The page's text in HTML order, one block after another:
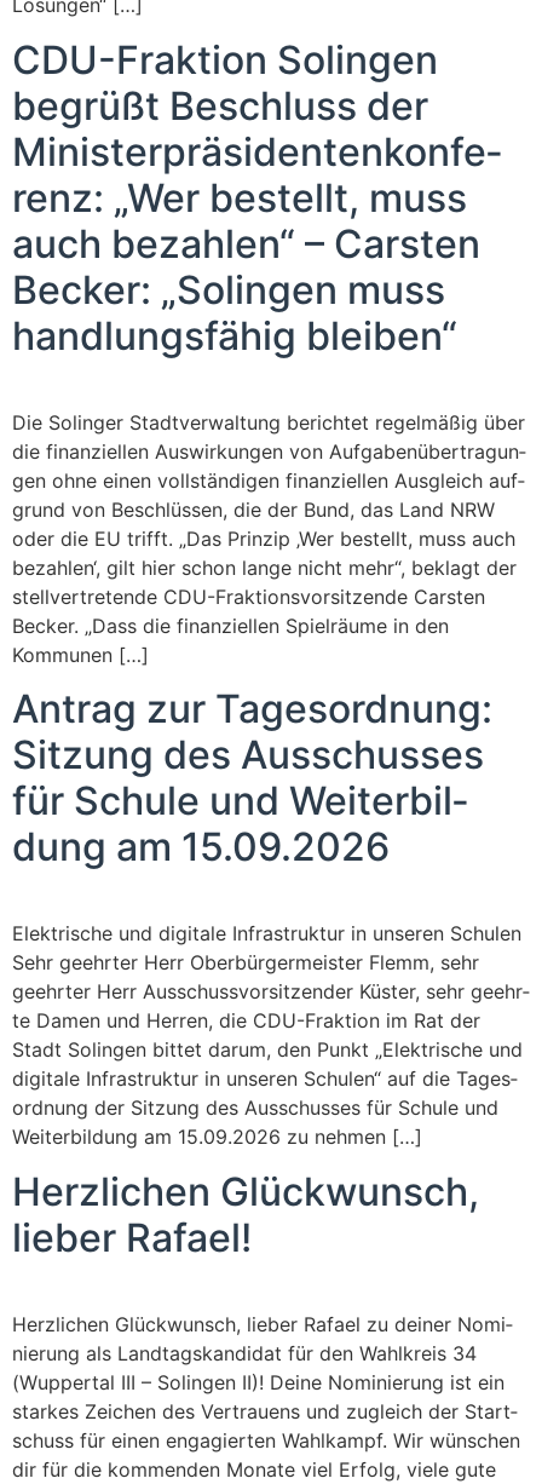
Lösungen“ […]
CDU-Frak­ti­on Solin­gen
begrüßt Beschluss der
Minis­ter­prä­si­den­ten­kon­fe­
renz: „Wer bestellt, muss
auch bezah­len“ – Cars­ten
Becker: „Solin­gen muss
hand­lungs­fä­hig bleiben“
Die Solin­ger Stadt­ver­wal­tung berich­tet regel­mä­ßig über
die finan­zi­el­len Aus­wir­kun­gen von Auf­ga­ben­über­tra­gun­
gen ohne einen voll­stän­di­gen finan­zi­el­len Aus­gleich auf­
grund von Beschlüs­sen, die der Bund, das Land NRW
oder die EU trifft. „Das Prin­zip ‚Wer bestellt, muss auch
bezah­len‘, gilt hier schon lan­ge nicht mehr“, beklagt der
stell­ver­tre­ten­de CDU-Frak­­ti­ons­­vor­­­si­t­­zen­­de Cars­ten
Becker. „Dass die finan­zi­el­len Spiel­räu­me in den
Kommunen […]
Antrag zur Tages­ord­nung:
Sit­zung des Aus­schus­ses
für Schu­le und Wei­ter­bil­
dung am 15.09.2026
Elek­tri­sche und digi­ta­le Infra­struk­tur in unse­ren Schu­len
Sehr geehr­ter Herr Ober­bür­ger­meis­ter Flemm, sehr
geehr­ter Herr Aus­schuss­vor­sit­zen­der Küs­ter, sehr geehr­
te Damen und Her­ren, die CDU-Frak­­ti­on im Rat der
Stadt Solin­gen bit­tet dar­um, den Punkt „Elek­tri­sche und
digi­ta­le Infra­struk­tur in unse­ren Schu­len“ auf die Tages­
ord­nung der Sit­zung des Aus­schus­ses für Schu­le und
Wei­ter­bil­dung am 15.09.2026 zu nehmen […]
Herz­li­chen Glück­wunsch,
lie­ber Rafael!
Herz­li­chen Glück­wunsch, lie­ber Rafa­el zu dei­ner Nomi­
nie­rung als Land­tags­kan­di­dat für den Wahl­kreis 34
(Wup­per­tal III – Solin­gen II)! Dei­ne Nomi­nie­rung ist ein
star­kes Zei­chen des Ver­trau­ens und zugleich der Start­
schuss für einen enga­gier­ten Wahl­kampf. Wir wün­schen
dir für die kom­men­den Mona­te viel Erfolg, vie­le gute